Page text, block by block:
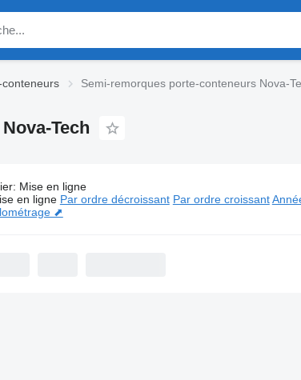
Semi-remorques porte-conteneurs Nova-
Tech
annonces:Semi-remorques porte-conteneurs Nova-
: Mise en ligne
en ligne Par ordre décroissant Par ordre croissant
⬈